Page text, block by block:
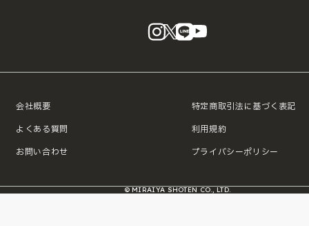
instagram
X LINE
会社概要
よくある質問
お問い合わせ
特定商取引法に基づく表記
利用規約
プライバシーポリシー
© MIRAIYA SHOTEN CO., LTD.